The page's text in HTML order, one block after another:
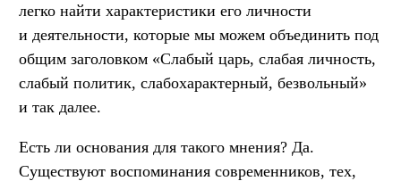
легко найти характеристики его личности
и деятельности, которые мы можем объединить под
общим заголовком «Слабый царь, слабая личность,
слабый политик, слабохарактерный, безвольный»
и так далее.
Есть ли основания для такого мнения? Да.
Существуют воспоминания современников, тех,